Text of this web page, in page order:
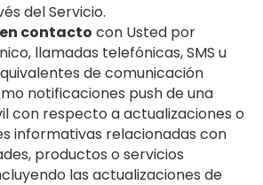
del Servicio.
contacto con Usted por
llamadas telefónicas, SMS u
de comunicación
notificaciones push de una
con respecto a actualizaciones o
informativas relacionadas con
productos o servicios
las actualizaciones de